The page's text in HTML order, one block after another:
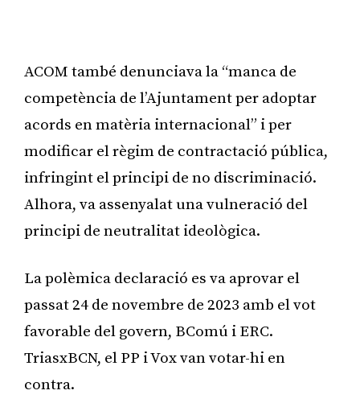
ACOM també denunciava la “manca de
competència de l’Ajuntament per adoptar
acords en matèria internacional” i per
modificar el règim de contractació pública,
infringint el principi de no discriminació.
Alhora, va assenyalat una vulneració del
principi de neutralitat ideològica.
La polèmica declaració es va aprovar el
passat 24 de novembre de 2023 amb el vot
favorable del govern, BComú i ERC.
TriasxBCN, el PP i Vox van votar-hi en
contra.